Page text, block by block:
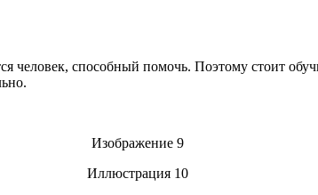
человек, способный помочь. Поэтому стоит